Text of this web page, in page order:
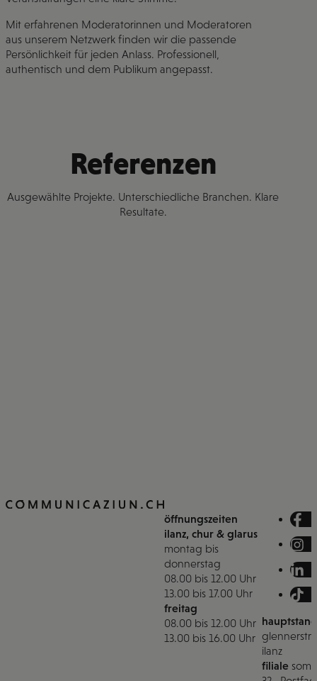
Mit erfahrenen Moderatorinnen und Moderatoren
aus unserem Netzwerk finden wir die passende
Persönlichkeit für jeden Anlass. Professionell,
authentisch und dem Publikum angepasst.
Referenzen
Ausgewählte Projekte. Unterschiedliche Branchen. Klare
Resultate.
öffnungszeiten
ilanz, chur & glarus
montag bis
donnerstag
08.00 bis 12.00 Uhr
13.00 bis 17.00 Uhr
freitag
08.00 bis 12.00 Uhr
13.00 bis 16.00 Uhr
ilanz
filiale